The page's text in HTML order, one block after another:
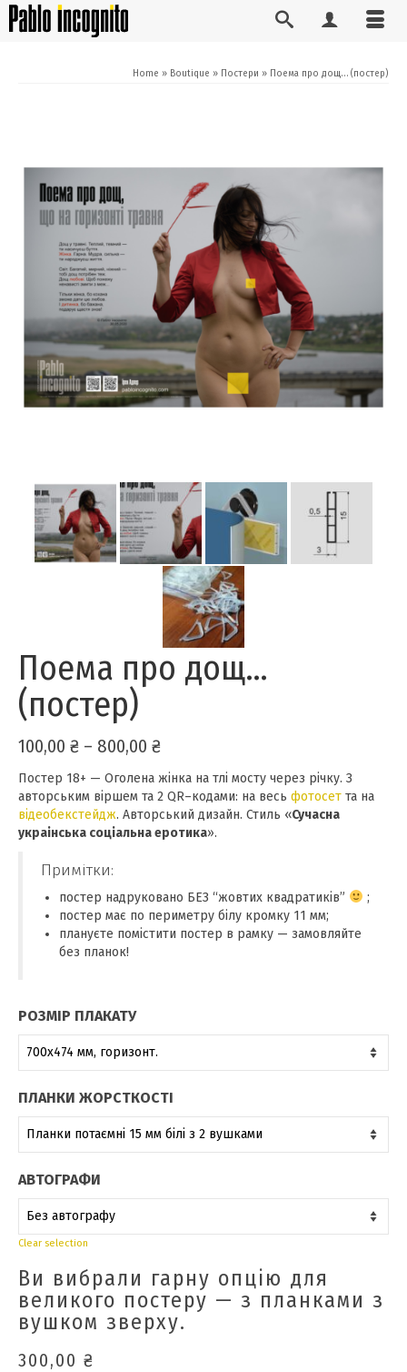
Home » Boutique » Постери » Поема про дощ… (постер)
Поема про дощ…
(постер)
100,00 ₴ – 800,00 ₴
100,00 ₴
through
800,00 ₴
Постер 18+ — Оголена жінка на тлі мосту через річку. З
авторським віршем та 2 QR–кодами: на весь фотосет та на
відеобекстейдж. Авторський дизайн. Стиль «Сучасна
украінська соціальна еротика».
Примітки:
постер надруковано БЕЗ “жовтих квадратиків”
;
постер має по периметру білу кромку 11 мм;
плануєте помістити постер в рамку — замовляйте
без планок!
РОЗМІР ПЛАКАТУ
ПЛАНКИ ЖОРСТКОСТІ
АВТОГРАФИ
Clear selection
Ви вибрали гарну опцію для
великого постеру — з планками з
вушком зверху.
300,00 ₴